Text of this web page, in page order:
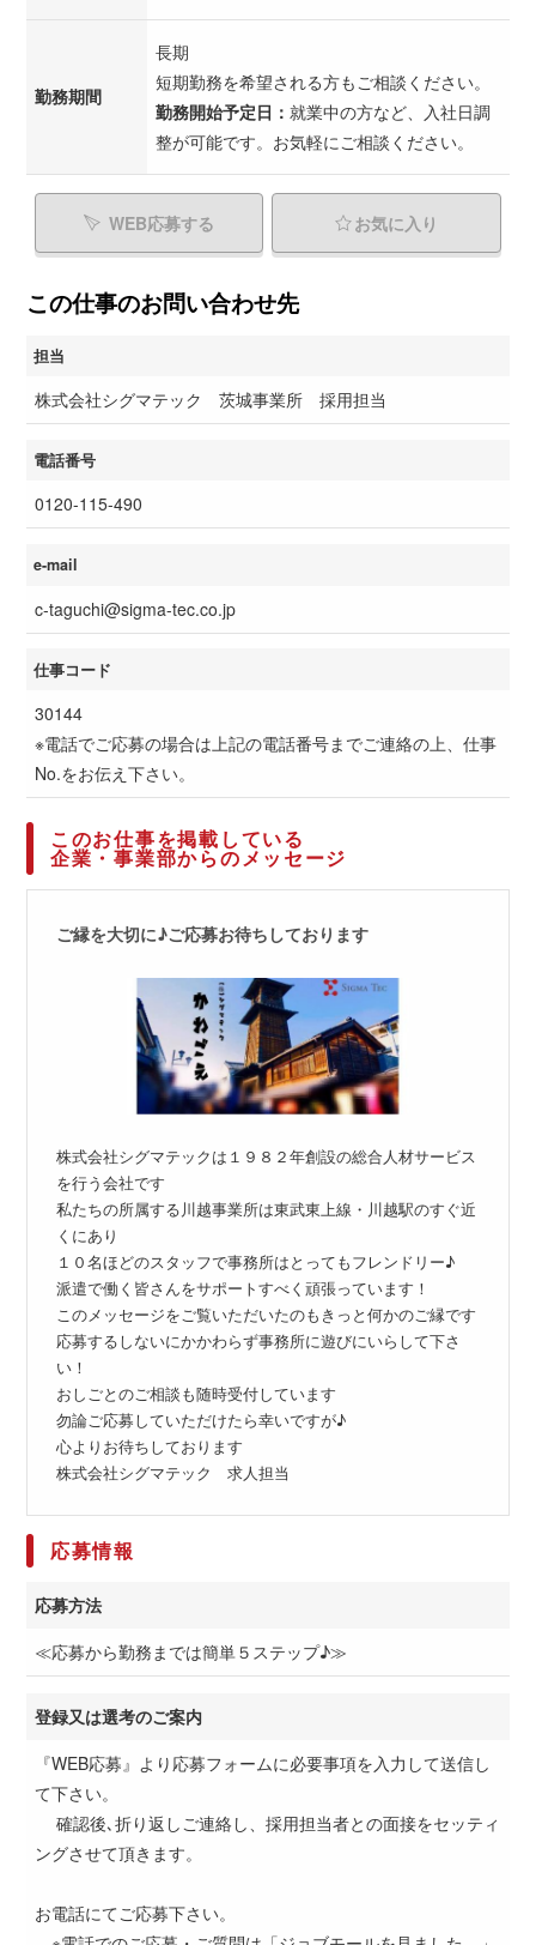
勤務期間
長期
短期勤務を希望される方もご相談ください。
勤務開始予定日： 就業中の方など、入社日調
整が可能です。お気軽にご相談ください。
WEB応募する お気に入り
この仕事のお問い合わせ先
担当
株式会社シグマテック 茨城事業所 採用担当
電話番号
0120-115-490
e-mail
c-taguchi@sigma-tec.co.jp
仕事コード
30144
※電話でご応募の場合は上記の電話番号までご連絡の上、仕事
No.をお伝え下さい。
このお仕事を掲載している
企業・事業部からのメッセージ
ご縁を大切に♪ご応募お待ちしております
株式会社シグマテックは１９８２年創設の総合人材サービス
を行う会社です
私たちの所属する川越事業所は東武東上線・川越駅のすぐ近
くにあり
１０名ほどのスタッフで事務所はとってもフレンドリー♪
派遣で働く皆さんをサポートすべく頑張っています！
このメッセージをご覧いただいたのもきっと何かのご縁です
応募するしないにかかわらず事務所に遊びにいらして下さ
い！
おしごとのご相談も随時受付しています
勿論ご応募していただけたら幸いですが♪
心よりお待ちしております
株式会社シグマテック 求人担当
応募情報
応募方法
≪応募から勤務までは簡単５ステップ♪≫
登録又は選考のご案内
『WEB応募』より応募フォームに必要事項を入力して送信し
て下さい。
確認後､折り返しご連絡し、採用担当者との面接をセッティ
ングさせて頂きます。
お電話にてご応募下さい。